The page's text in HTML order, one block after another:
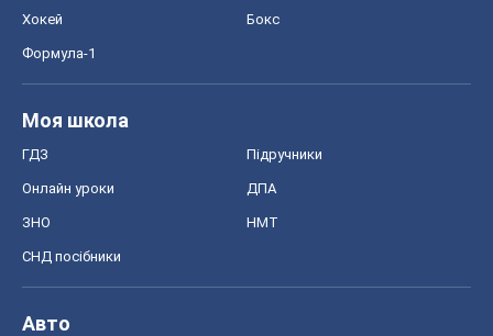
Хокей Бокс
Формула-1
Моя школа
ГДЗ Підручники
Онлайн уроки ДПА
ЗНО НМТ
СНД посібники
Авто